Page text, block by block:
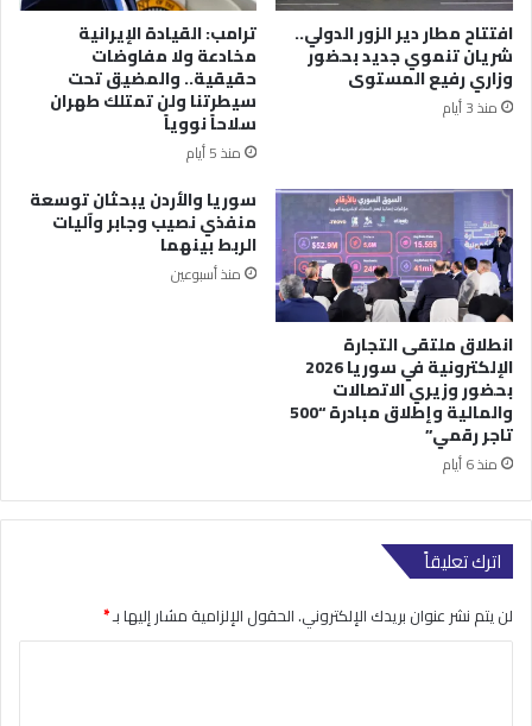
افتتاح مطار دير الزور الدولي..
شريان تنموي جديد بحضور
وزاري رفيع المستوى
منذ 3 أيام
ترامب: القيادة الإيرانية
مخادعة ولا مفاوضات
حقيقية.. والمضيق تحت
سيطرتنا ولن تمتلك طهران
سلاحاً نووياً
منذ 5 أيام
انطلاق ملتقى التجارة
الإلكترونية في سوريا 2026
بحضور وزيري الاتصالات
والمالية وإطلاق مبادرة “500
تاجر رقمي”
منذ 6 أيام
سوريا والأردن يبحثان توسعة
منفذي نصيب وجابر وآليات
الربط بينهما
منذ أسبوعين
اترك تعليقاً
لن يتم نشر عنوان بريدك الإلكتروني.الحقول الإلزامية مشار إليها بـ*